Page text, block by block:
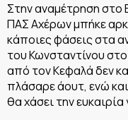
Στην αναμέτρηση στο
ΠΑΣ Αχέρων μπήκε
κάποιες φάσεις στα
του Κωνσταντίνου
από τον Κεφαλά δεν
πλάσαρε άουτ, ενώ και
θα χάσει την ευκαιρία